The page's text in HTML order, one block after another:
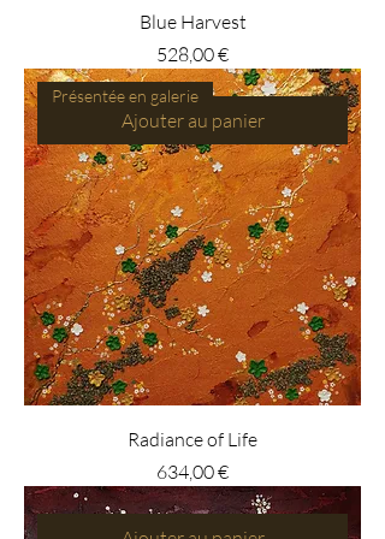
Blue Harvest
Prix
528,00 €
Ajouter au panier
Présentée en galerie
Radiance of Life
Prix
634,00 €